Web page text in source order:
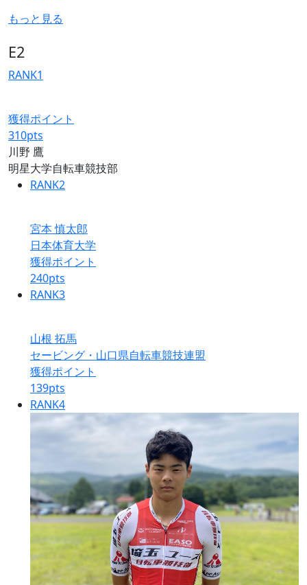
もっと見る
E2
RANK1
獲得ポイント
310pts
川野 鷹
明星大学自転車競技部
RANK2
宮本 慎太郎
日本体育大学
獲得ポイント
240pts
RANK3
山根 拓馬
セービング・山口県自転車競技連盟
獲得ポイント
139pts
RANK4